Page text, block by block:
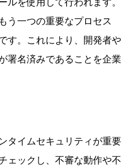
う一つの重要なプロセス
す。これにより、開発者や
署名済みであることを企業
タイムセキュリティが重要
ェックし、不審な動作や不